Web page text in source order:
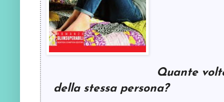
Quante
della stessa persona?